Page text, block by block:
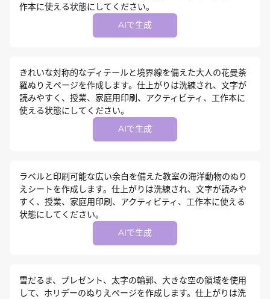
作本に使える状態にしてください。
AIで生成
きれいな対称的なディテールと境界線を備えた大人の花曼荼
羅ぬりえページを作成します。仕上がりは洗練され、文字が
読みやすく、授業、家庭用印刷、アクティビティ、工作本に
使える状態にしてください。
AIで生成
ラベルと印刷可能な広い余白を備えた教室の海洋動物のぬり
えシートを作成します。仕上がりは洗練され、文字が読みや
すく、授業、家庭用印刷、アクティビティ、工作本に使える
状態にしてください。
AIで生成
雪だるま、プレゼント、太字の輪郭、大きな空の領域を使用
して、ホリデーのぬりえページを作成します。仕上がりは洗